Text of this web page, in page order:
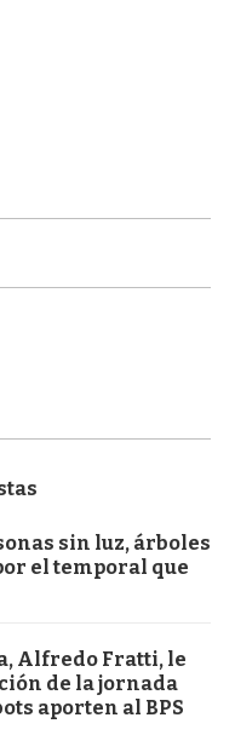
sin luz, árboles
el temporal que
Alfredo Fratti, le
de la jornada
aporten al BPS